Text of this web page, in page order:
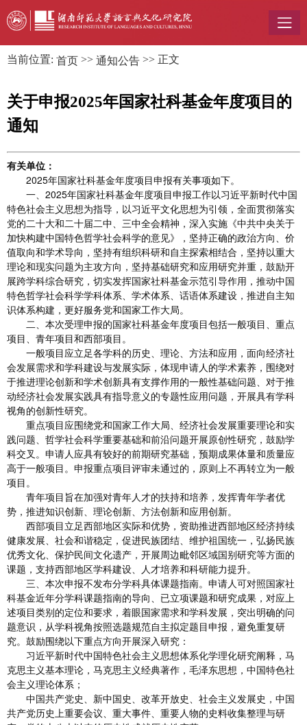
当前位置: 首页 >> 通知公告 >> 正文
关于申报2025年国家社科基金年度项目的
通知
有关单位：
2025年国家社科基金年度项目申报有关事项如下。
一、2025年国家社科基金年度项目申报工作以习近平新时代中国
特色社会主义思想为指导，以习近平文化思想为引领，全面贯彻落实
党的二十大和二十届二中、三中全会精神，深入实施《中共中央关于
加快构建中国特色哲学社会科学的意见》，坚持正确的政治方向、价
值取向和学术导向，坚持有组织科研和自主探索相结合，坚持以重大
理论和现实问题为主攻方向，坚持基础研究和应用研究并重，鼓励开
展跨学科综合研究，切实发挥国家社科基金示范引导作用，推动中国
特色哲学社会科学学科体系、学术体系、话语体系建设，推进自主知
识体系构建，更好服务党和国家工作大局。
二、本次受理申报的国家社科基金年度项目包括一般项目、重点
项目、青年项目和西部项目。
一般项目应立足各学科的历史、理论、方法和应用，面向经济社
会发展需求和学科建设与发展实际，体现申请人的学术素养，围绕对
于推进理论创新和学术创新具有支撑作用的一般性基础问题、对于推
动经济社会发展实践具有指导意义的专题性应用问题，开展具有学科
视角的创新性研究。
重点项目应围绕党和国家工作大局、经济社会发展重要理论和实
践问题、哲学社会科学重要基础和前沿问题开展原创性研究，鼓励学
科交叉。申请人应具有较好的前期研究基础，预期成果体量和质量应
高于一般项目。申报重点项目评审未通过的，原则上不再转立为一般
项目。
青年项目旨在加强对青年人才的扶持和培养，发挥青年学者优
势，推进知识创新、理论创新、方法创新和应用创新。
西部项目立足西部地区实际和优势，资助推进西部地区经济持续
健康发展、社会和谐稳定，促进民族团结、维护祖国统一，弘扬民族
优秀文化、保护民间文化遗产，开展周边毗邻区域国别研究等方面的
课题，支持西部地区学科建设、人才培养和科研能力提升。
三、本次申报不发布分学科具体课题指南。申请人可对照国家社
科基金近年分学科课题指南的导向、已立项课题和研究成果，对应上
述项目类别的定位和要求，着眼国家需求和学科发展，突出明确的问
题意识，从学科视角按照选题规范自主拟定题目申报，避免重复研
究。鼓励围绕以下重点方向开展深入研究：
习近平新时代中国特色社会主义思想体系化学理化研究阐释，马
克思主义基本理论，马克思主义经典著作，毛泽东思想，中国特色社
会主义理论体系；
中国共产党史、新中国史、改革开放史、社会主义发展史，中国
共产党历史上重要会议、重大事件、重要人物的史料收集整理与研